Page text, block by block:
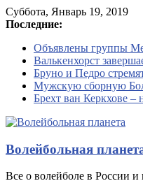
Суббота, Январь 19, 2019
Последние:
Объявлены группы
Валькенхорст
Бруно и Педро
Мужскую сборную
Брехт ван Керкхове –
Волейбольная
Все о волейболе в России и